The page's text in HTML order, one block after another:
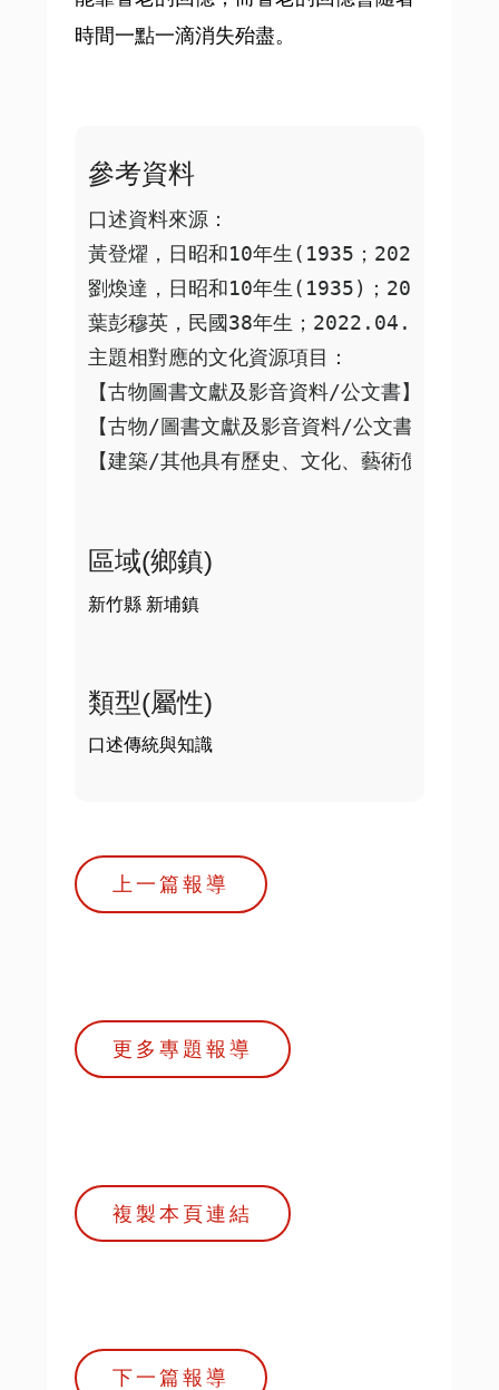
時間一點一滴消失殆盡。
參考資料
口述資料來源：
黃登燿，日昭和10年生(1935；
劉煥達，日昭和10年生(1935)；
葉彭穆英，民國38年生；2022.04.16 於學
主題相對應的文化資源項目：
【古物圖書文獻及影音資料/公文書】日昭和
【古物/圖書文獻及影音資料/公文書】民國
【建築/其他具有歷史、文化、藝術價值之
區域(鄉鎮)
新竹縣 新埔鎮
類型(屬性)
口述傳統與知識
上一篇報導
更多專題報導
複製本頁連結
下一篇報導